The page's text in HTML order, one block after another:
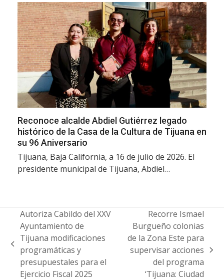
Reconoce alcalde Abdiel Gutiérrez legado
histórico de la Casa de la Cultura de Tijuana en
su 96 Aniversario
Tijuana, Baja California, a 16 de julio de 2026. El
presidente municipal de Tijuana, Abdiel…
previous
post:
Autoriza Cabildo del XXV
Ayuntamiento de
Tijuana modificaciones
programáticas y
presupuestales para el
Ejercicio Fiscal 2025
next
Recorre Ismael
Burgueño colonias
de la Zona Este para
supervisar acciones
del programa
‘Tijuana: Ciudad